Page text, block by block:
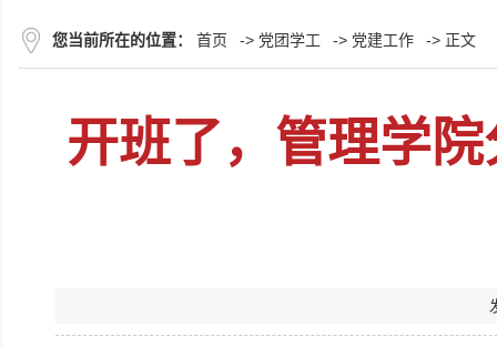
您当前所在的位置： 首页 -> 党团学工 -> 党建工作 -> 正文
开班了，管理学